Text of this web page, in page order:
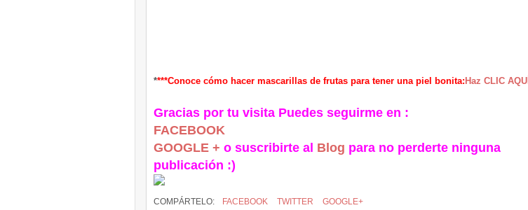
****Conoce cómo hacer mascarillas de frutas para tener una piel bonita: Haz CLIC AQUÍ
Gracias por tu visita Puedes seguirme en :
FACEBOOK
GOOGLE + o suscribirte al Blog para no perderte ninguna
publicación :)
COMPÁRTELO: FACEBOOK TWITTER GOOGLE+